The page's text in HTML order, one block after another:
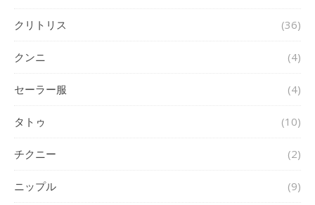
クリトリス (36)
クンニ (4)
セーラー服 (4)
タトゥ (10)
チクニー (2)
ニップル (9)